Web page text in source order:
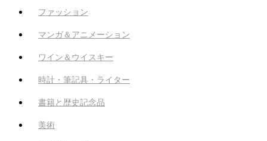
ファッション
マンガ＆アニメーション
ワイン＆ウイスキー
時計・筆記具・ライター
書籍と歴史記念品
美術